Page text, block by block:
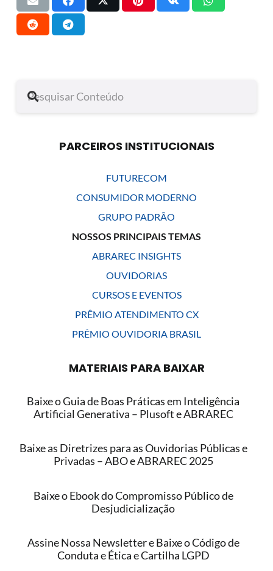
PARCEIROS INSTITUCIONAIS
FUTURECOM
CONSUMIDOR MODERNO
GRUPO PADRÃO
NOSSOS PRINCIPAIS TEMAS
ABRAREC INSIGHTS
OUVIDORIAS
CURSOS E EVENTOS
PRÊMIO ATENDIMENTO CX
PRÊMIO OUVIDORIA BRASIL
MATERIAIS PARA BAIXAR
Baixe o Guia de Boas Práticas em Inteligência
Artificial Generativa – Plusoft e ABRAREC
Baixe as Diretrizes para as Ouvidorias Públicas e
Privadas – ABO e ABRAREC 2025
Baixe o Ebook do Compromisso Público de
Desjudicialização
Assine Nossa Newsletter e Baixe o Código de
Conduta e Ética e Cartilha LGPD